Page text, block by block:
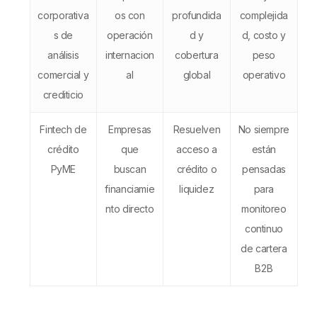
corporativa
s de
análisis
comercial y
crediticio
os con
operación
internacion
al
profundida
d y
cobertura
global
complejida
d, costo y
peso
operativo
Fintech de
crédito
PyME
Empresas
que
buscan
financiamie
nto directo
Resuelven
acceso a
crédito o
liquidez
No siempre
están
pensadas
para
monitoreo
continuo
de cartera
B2B